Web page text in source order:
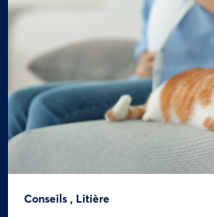
Conseils , Litière